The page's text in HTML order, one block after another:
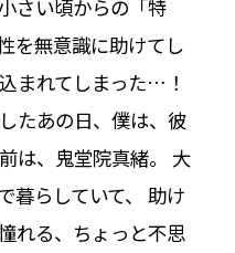
さい頃からの「特
を無意識に助けてし
まれてしまった…！
たあの日、僕は、彼
は、鬼堂院真緒。 大
暮らしていて、 助け
れる、ちょっと不思